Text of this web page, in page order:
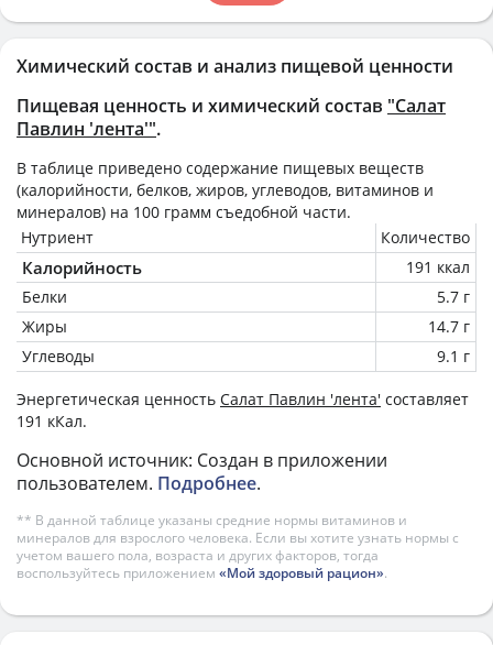
Химический состав и анализ пищевой ценности
Пищевая ценность и химический состав "Салат
Павлин 'лента'".
В таблице приведено содержание пищевых веществ
(калорийности, белков, жиров, углеводов, витаминов и
минералов) на 100 грамм съедобной части.
Нутриент
Количество
Калорийность
191 ккал
Белки
5.7 г
Жиры
14.7 г
Углеводы
9.1 г
Энергетическая ценность Салат Павлин 'лента' составляет
191 кКал.
Основной источник: Создан в приложении
пользователем. Подробнее.
** В данной таблице указаны средние нормы витаминов и
минералов для взрослого человека. Если вы хотите узнать нормы с
учетом вашего пола, возраста и других факторов, тогда
воспользуйтесь приложением «Мой здоровый рацион».